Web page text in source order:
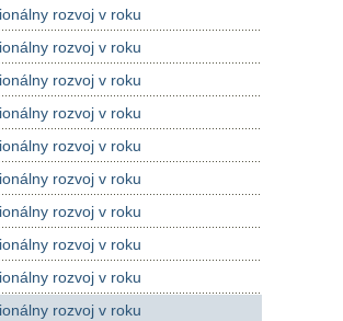
rozvoj v roku
rozvoj v roku
rozvoj v roku
rozvoj v roku
rozvoj v roku
rozvoj v roku
rozvoj v roku
rozvoj v roku
rozvoj v roku
rozvoj v roku